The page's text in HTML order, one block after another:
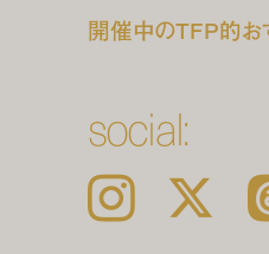
開催中のTFP的お
social:
Instagram 𝕏